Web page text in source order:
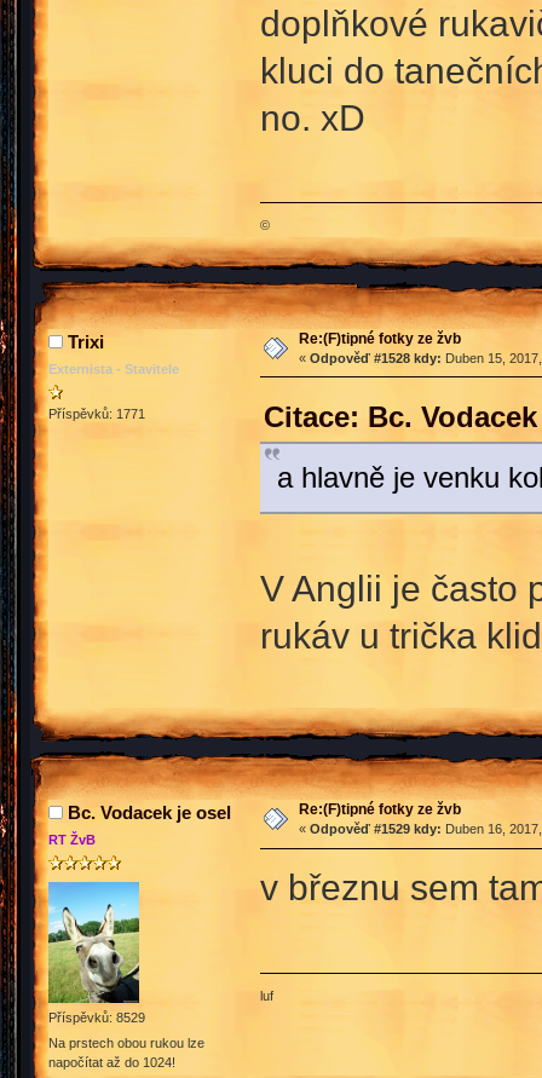
doplňkové
kluci do
no. xD
©
Trixi
Externista - Stavitele
Příspěvků: 1771
Re:(F)tipné fotky ze žvb
« Odpověď #1528 kdy: Duben 15,
Citace: Bc.
a hlavně je venku
V Anglii je často
rukáv u trička
Bc. Vodacek je osel
RT ŽvB
Příspěvků: 8529
Na prstech obou rukou lze
napočítat až do 1024!
Re:(F)tipné fotky ze žvb
« Odpověď #1529 kdy: Duben 16,
v březnu sem
luf